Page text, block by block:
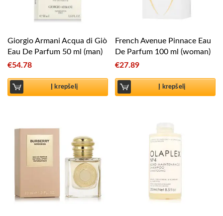
Giorgio Armani Acqua di Giò
Eau De Parfum 50 ml (man)
€54.78
Į krepšelį
French Avenue Pinnace Eau
De Parfum 100 ml (woman)
€27.89
Į krepšelį